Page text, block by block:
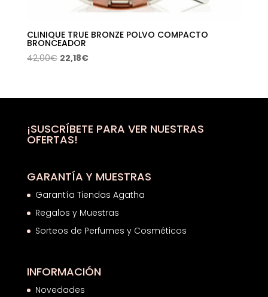
CLINIQUE TRUE BRONZE POLVO COMPACTO
BRONCEADOR
42,00€ El
era:
22,18€El
es:
¡SUSCRÍBETE PARA VER NUESTRAS
OFERTAS!
GARANTÍA Y MUESTRAS
Garantía Tiendas Agatha
Regalos y Muestras
Sorteos de Perfumes y Cosméticos
INFORMACIÓN
Novedades